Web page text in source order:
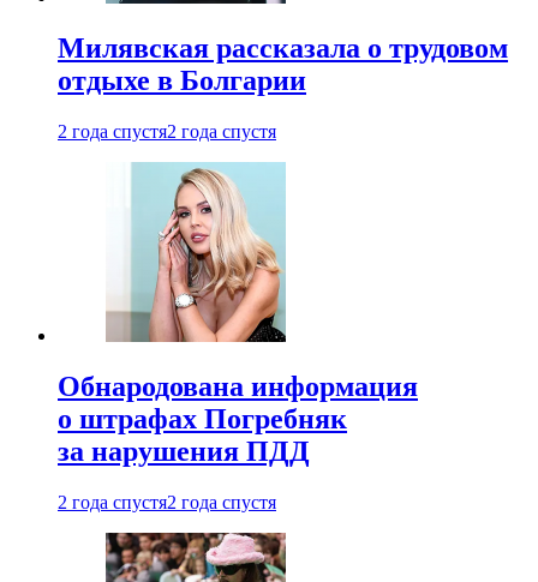
Милявская рассказала о трудовом
отдыхе в Болгарии
2 года спустя2 года спустя
Обнародована информация
о штрафах Погребняк
за нарушения ПДД
2 года спустя2 года спустя